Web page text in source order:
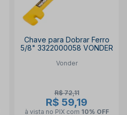
Chave para Dobrar Ferro
5/8" 3322000058 VONDER
Vonder
R$ 72,11
R$ 59,19
à vista no PIX com 10% OFF